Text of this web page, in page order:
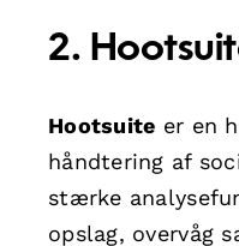
2.
Hootsuite er en
håndtering af
stærke
opslag, overvåg